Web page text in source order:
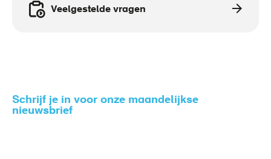
Veelgestelde vragen
Schrijf je in voor onze maandelijkse
nieuwsbrief